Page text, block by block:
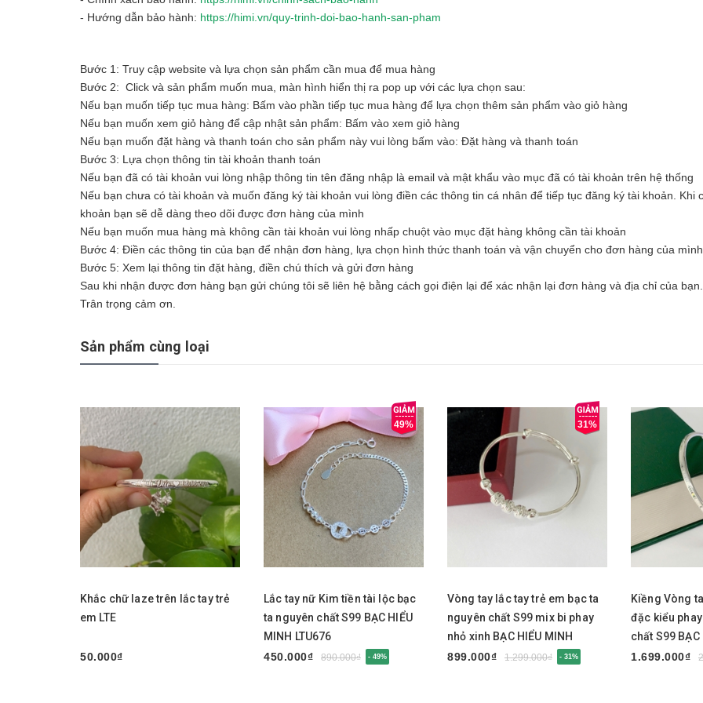
- Hướng dẫn bảo hành: https://himi.vn/quy-trinh-doi-bao-hanh-san-pham
Bước 1: Truy cập website và lựa chọn sản phẩm cần mua để mua hàng
Bước 2: Click và sản phẩm muốn mua, màn hình hiển thị ra pop up với các lựa chọn sau:
Nếu bạn muốn tiếp tục mua hàng: Bấm vào phần tiếp tục mua hàng để lựa chọn thêm sản phẩm vào giỏ hàng
Nếu bạn muốn xem giỏ hàng để cập nhật sản phẩm: Bấm vào xem giỏ hàng
Nếu bạn muốn đặt hàng và thanh toán cho sản phẩm này vui lòng bấm vào: Đặt hàng và thanh toán
Bước 3: Lựa chọn thông tin tài khoản thanh toán
Nếu bạn đã có tài khoản vui lòng nhập thông tin tên đăng nhập là email và mật khẩu vào mục đã có tài khoản trên hệ thống
Nếu bạn chưa có tài khoản và muốn đăng ký tài khoản vui lòng điền các thông tin cá nhân để tiếp tục đăng ký tài khoản. Khi
khoản bạn sẽ dễ dàng theo dõi được đơn hàng của mình
Nếu bạn muốn mua hàng mà không cần tài khoản vui lòng nhấp chuột vào mục đặt hàng không cần tài khoản
Bước 4: Điền các thông tin của bạn để nhận đơn hàng, lựa chọn hình thức thanh toán và vận chuyển cho đơn hàng của mình
Bước 5: Xem lại thông tin đặt hàng, điền chú thích và gửi đơn hàng
Sau khi nhận được đơn hàng bạn gửi chúng tôi sẽ liên hệ bằng cách gọi điện lại để xác nhận lại đơn hàng và địa chỉ của bạn.
Trân trọng cảm ơn.
Sản phẩm cùng loại
Khắc chữ laze trên lắc tay trẻ
em LTE
50.000₫
49%
Lắc tay nữ Kim tiền tài lộc bạc
ta nguyên chất S99 BẠC HIỂU
MINH LTU676
450.000₫
890.000₫ - 49%
31%
Vòng tay lắc tay trẻ em bạc ta
nguyên chất S99 mix bi phay
nhỏ xinh BẠC HIỂU MINH
LTE585
899.000₫ 1.299.000₫ - 31%
Kiềng Vòng
đặc kiểu
chất S99 BẠC
LTU675
1.699.000₫